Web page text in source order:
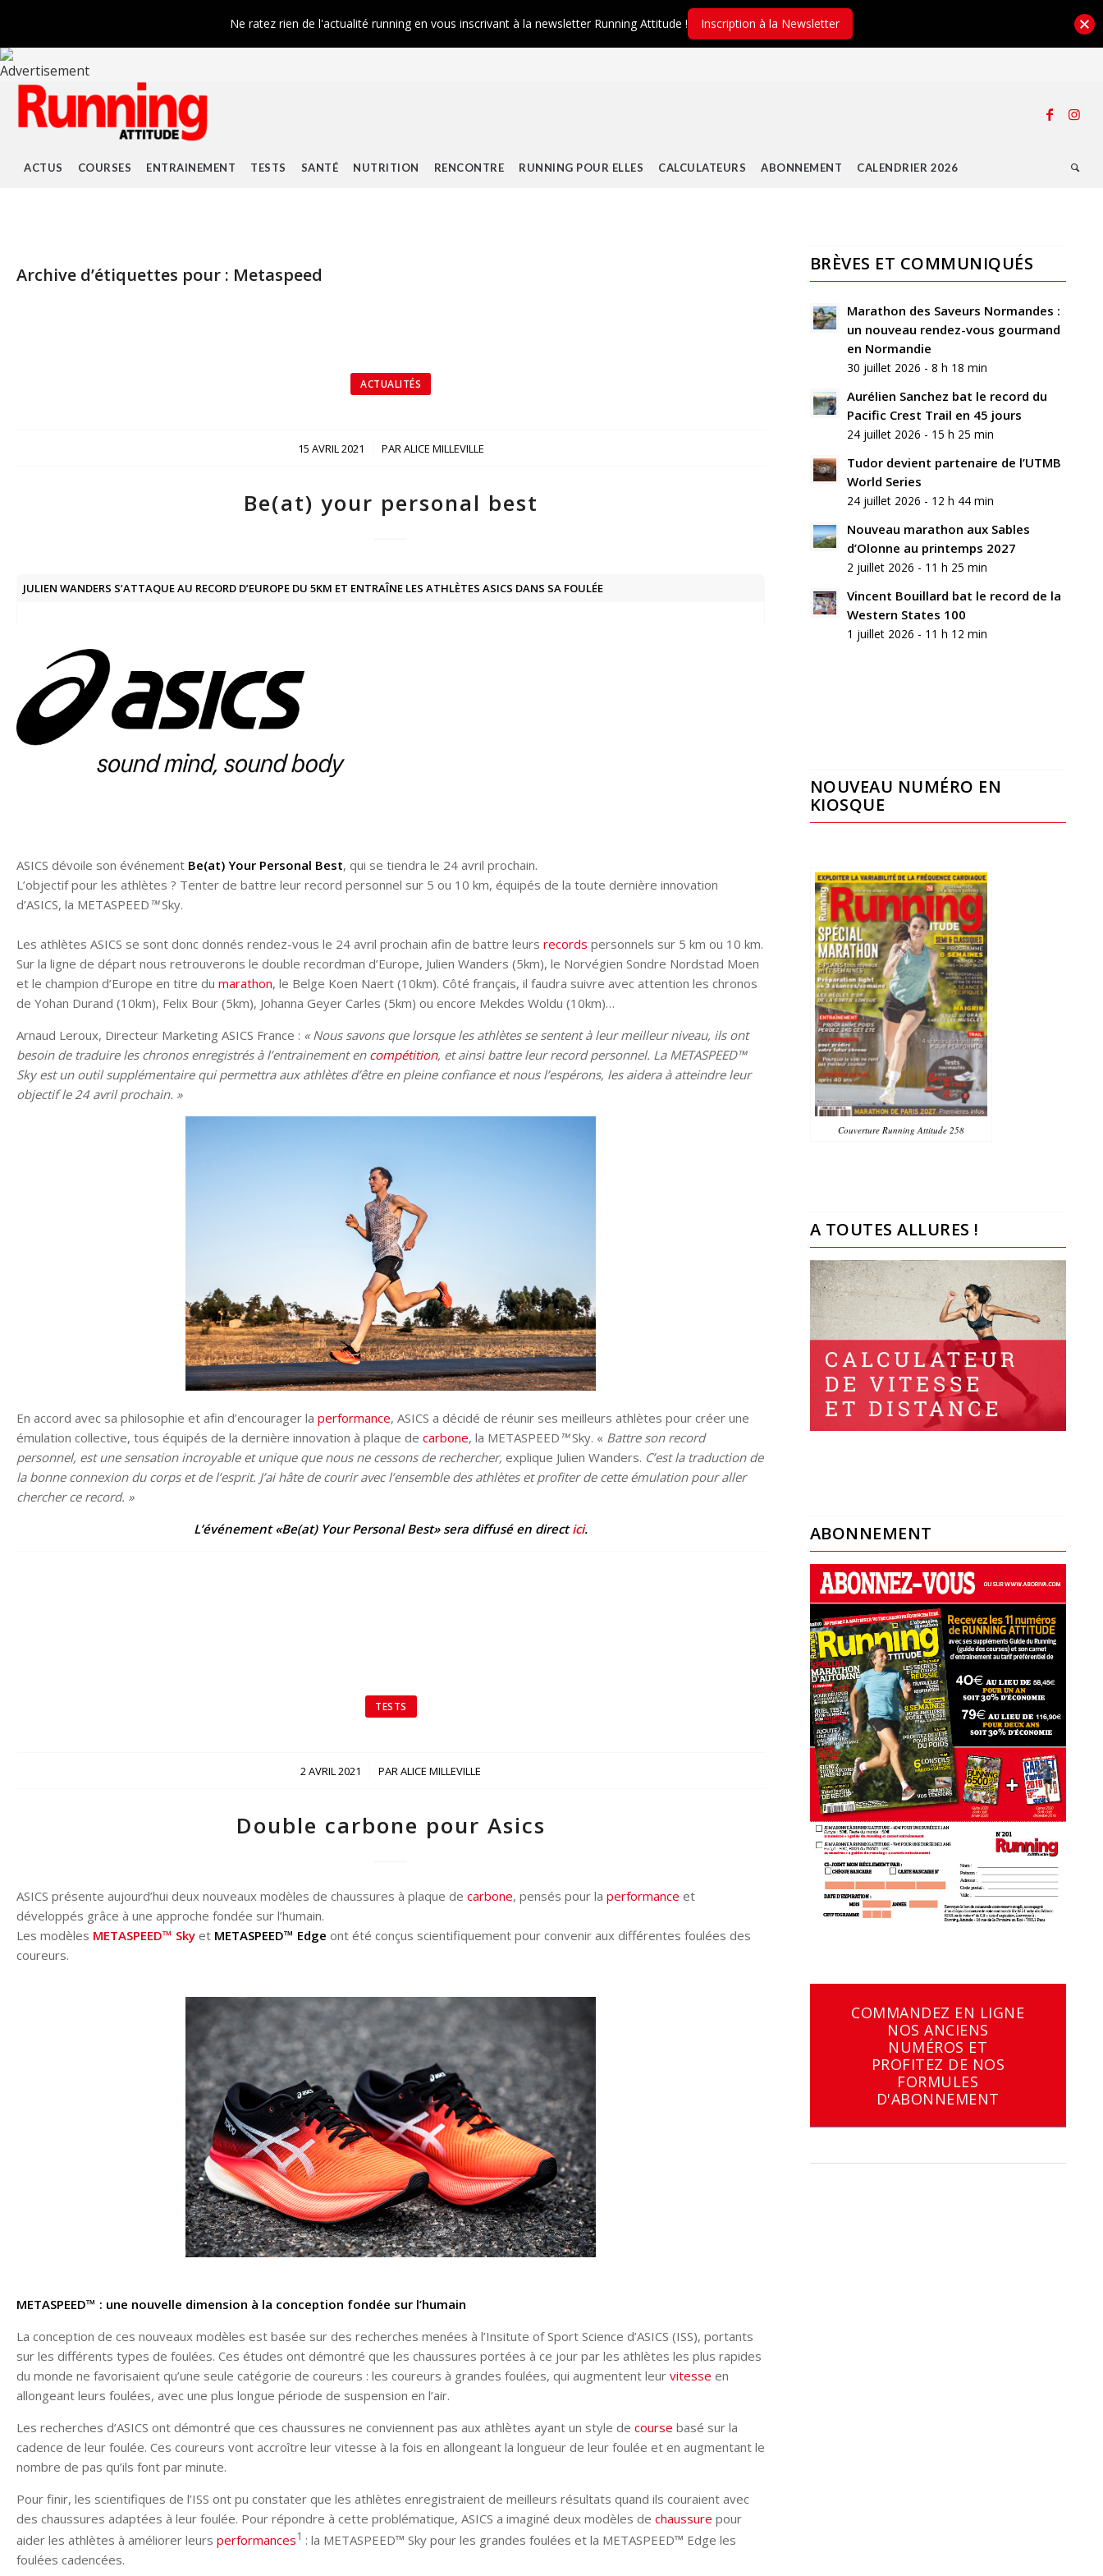
ACTUS COURSES ENTRAINEMENT TESTS SANTÉ NUTRITION RENCONTRE RUNNING POUR ELLES CALCULATEURS ABONNEMENT CALENDRIER 2026
Archive d’étiquettes pour : Metaspeed
ACTUALITÉS
15 AVRIL 2021
/ PARALICE MILLEVILLE
Be(at) your personal best
JULIEN WANDERS S’ATTAQUE AU RECORD D’EUROPE DU 5KM ET ENTRAÎNE LES ATHLÈTES ASICS DANS SA FOULÉE
ASICS dévoile son événement Be(at) Your Personal Best, qui se tiendra le 24 avril prochain.
L’objectif pour les athlètes ? Tenter de battre leur record personnel sur 5 ou 10 km, équipés de la toute dernière innovation
d’ASICS, la METASPEED ™Sky.
Les athlètes ASICS se sont donc donnés rendez-vous le 24 avril prochain afin de battre leurs records personnels sur 5 km ou 10 km.
Sur la ligne de départ nous retrouverons le double recordman d’Europe, Julien Wanders (5km), le Norvégien Sondre Nordstad Moen
et le champion d’Europe en titre du marathon, le Belge Koen Naert (10km). Côté français, il faudra suivre avec attention les chronos
de Yohan Durand (10km), Felix Bour (5km), Johanna Geyer Carles (5km) ou encore Mekdes Woldu (10km)…
Arnaud Leroux, Directeur Marketing ASICS France : « Nous savons que lorsque les athlètes se sentent à leur meilleur niveau, ils ont
besoin de traduire les chronos enregistrés à l’entrainement en compétition, et ainsi battre leur record personnel. La METASPEED™
Sky est un outil supplémentaire qui permettra aux athlètes d’être en pleine confiance et nous l’espérons, les aidera à atteindre leur
objectif le 24 avril prochain. »
En accord avec sa philosophie et afin d’encourager la performance, ASICS a décidé de réunir ses meilleurs athlètes pour créer une
émulation collective, tous équipés de la dernière innovation à plaque de carbone, la METASPEED ™Sky. « Battre son record
personnel, est une sensation incroyable et unique que nous ne cessons de rechercher, explique Julien Wanders. C’est la traduction de
la bonne connexion du corps et de l’esprit. J’ai hâte de courir avec l’ensemble des athlètes et profiter de cette émulation pour aller
chercher ce record. »
L’événement «Be(at) Your Personal Best» sera diffusé en directici.
TESTS
2 AVRIL 2021
/ PARALICE MILLEVILLE
Double carbone pour Asics
ASICS présente aujourd’hui deux nouveaux modèles de chaussures à plaque de carbone, pensés pour la performance et
développés grâce à une approche fondée sur l’humain.
Les modèles METASPEED™ Sky et METASPEED™ Edge ont été conçus scientifiquement pour convenir aux différentes foulées des
coureurs.
METASPEED™ : une nouvelle dimension à la conception fondée sur l’humain
La conception de ces nouveaux modèles est basée sur des recherches menées à l’Insitute of Sport Science d’ASICS (ISS), portants
sur les différents types de foulées. Ces études ont démontré que les chaussures portées à ce jour par les athlètes les plus rapides
du monde ne favorisaient qu’une seule catégorie de coureurs : les coureurs à grandes foulées, qui augmentent leur vitesse en
allongeant leurs foulées, avec une plus longue période de suspension en l’air.
Les recherches d’ASICS ont démontré que ces chaussures ne conviennent pas aux athlètes ayant un style de course basé sur la
cadence de leur foulée. Ces coureurs vont accroître leur vitesse à la fois en allongeant la longueur de leur foulée et en augmentant le
nombre de pas qu’ils font par minute.
Pour finir, les scientifiques de l’ISS ont pu constater que les athlètes enregistraient de meilleurs résultats quand ils couraient avec
des chaussures adaptées à leur foulée. Pour répondre à cette problématique, ASICS a imaginé deux modèles de chaussure pour
aider les athlètes à améliorer leurs performances1 : la METASPEED™ Sky pour les grandes foulées et la METASPEED™ Edge les
foulées cadencées.
BRÈVES ET COMMUNIQUÉS
Marathon des Saveurs Normandes :
un nouveau rendez-vous gourmand
en Normandie
30 juillet 2026 - 8 h 18 min
Aurélien Sanchez bat le record du
Pacific Crest Trail en 45 jours
24 juillet 2026 - 15 h 25 min
Tudor devient partenaire de l’UTMB
World Series
24 juillet 2026 - 12 h 44 min
Nouveau marathon aux Sables
d’Olonne au printemps 2027
2 juillet 2026 - 11 h 25 min
Vincent Bouillard bat le record de la
Western States 100
1 juillet 2026 - 11 h 12 min
NOUVEAU NUMÉRO EN
KIOSQUE
Couverture Running Attitude 258
A TOUTES ALLURES !
ABONNEMENT
COMMANDEZ EN LIGNE
NOS ANCIENS
NUMÉROS ET
PROFITEZ DE NOS
FORMULES
D'ABONNEMENT
Ne ratez rien de l'actualité running en vous inscrivant à la newsletter Running Attitude ! Inscription à la Newsletter